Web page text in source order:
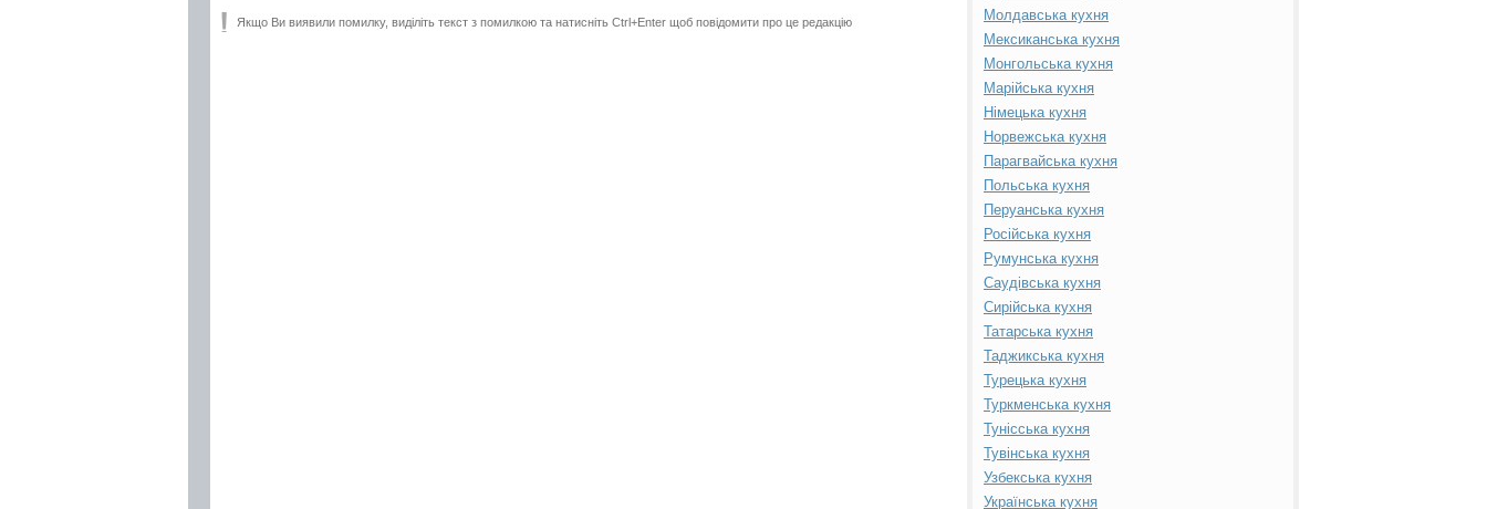
Якщо Ви виявили помилку, виділіть текст з помилкою та натисніть Ctrl+Enter щоб повідомити про це редакцію
Молдавська кухня
Мексиканська кухня
Монгольська кухня
Марійська кухня
Німецька кухня
Норвежська кухня
Парагвайська кухня
Польська кухня
Перуанська кухня
Російська кухня
Румунська кухня
Саудівська кухня
Сирійська кухня
Татарська кухня
Таджикська кухня
Турецька кухня
Туркменська кухня
Тунісська кухня
Тувінська кухня
Узбекська кухня
Українська кухня